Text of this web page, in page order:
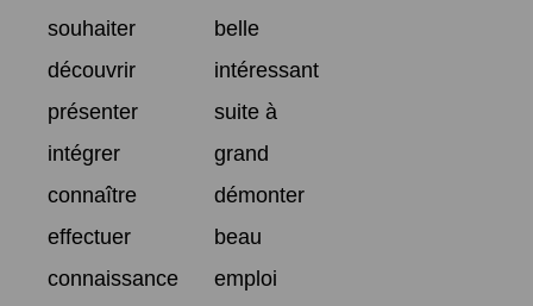
souhaiter
belle
découvrir
intéressant
présenter
suite à
intégrer
grand
connaître
démonter
effectuer
beau
connaissance
emploi